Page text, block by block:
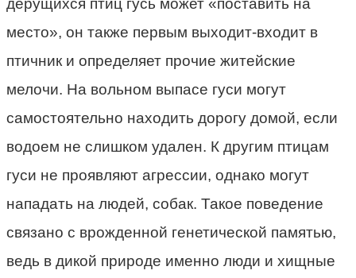
дерущихся птиц гусь может «поставить на
место», он также первым выходит-входит в
птичник и определяет прочие житейские
мелочи. На вольном выпасе гуси могут
самостоятельно находить дорогу домой, если
водоем не слишком удален. К другим птицам
гуси не проявляют агрессии, однако могут
нападать на людей, собак. Такое поведение
связано с врожденной генетической памятью,
ведь в дикой природе именно люди и хищные